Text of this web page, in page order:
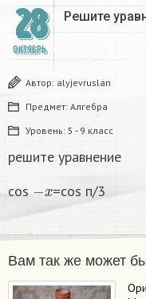
28
ОКТЯБРЬ
Решите
Автор: alyjevruslan
Предмет: Алгебра
Уровень: 5 - 9 класс
решите уравнение
cos
=cos п/3
Вам так же может